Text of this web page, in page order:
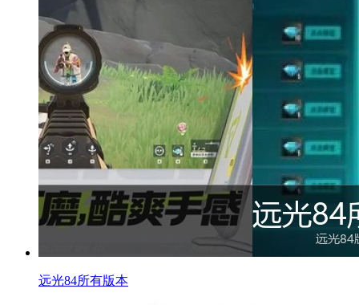
远光84所有版本